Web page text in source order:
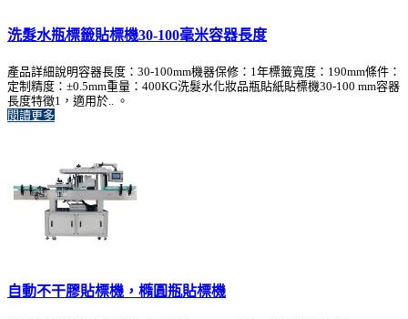
洗髮水瓶標籤貼標機30-100毫米容器長度
產品詳細說明容器長度：30-100mm機器保修：1年標籤寬度：190mm條件：
定制精度：±0.5mm重量：400KG洗髮水化妝品瓶貼紙貼標機30-100 mm容器
長度特徵1，適用於.. 。
閱讀更多
自動不干膠貼標機，橢圓瓶貼標機